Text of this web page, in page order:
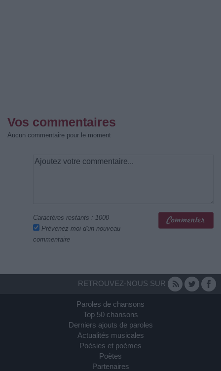
Vos commentaires
Aucun commentaire pour le moment
Caractères restants : 1000
Prévenez-moi d'un nouveau
commentaire
RETROUVEZ-NOUS SUR
Paroles de chansons
Top 50 chansons
Derniers ajouts de paroles
Actualités musicales
Poésies et poèmes
Poètes
Partenaires